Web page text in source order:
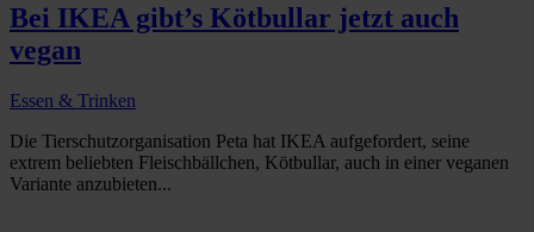
Bei IKEA gibt’s Kötbullar jetzt auch
vegan
Essen & Trinken
Die Tierschutzorganisation Peta hat IKEA aufgefordert, seine
extrem beliebten Fleischbällchen, Kötbullar, auch in einer veganen
Variante anzubieten...